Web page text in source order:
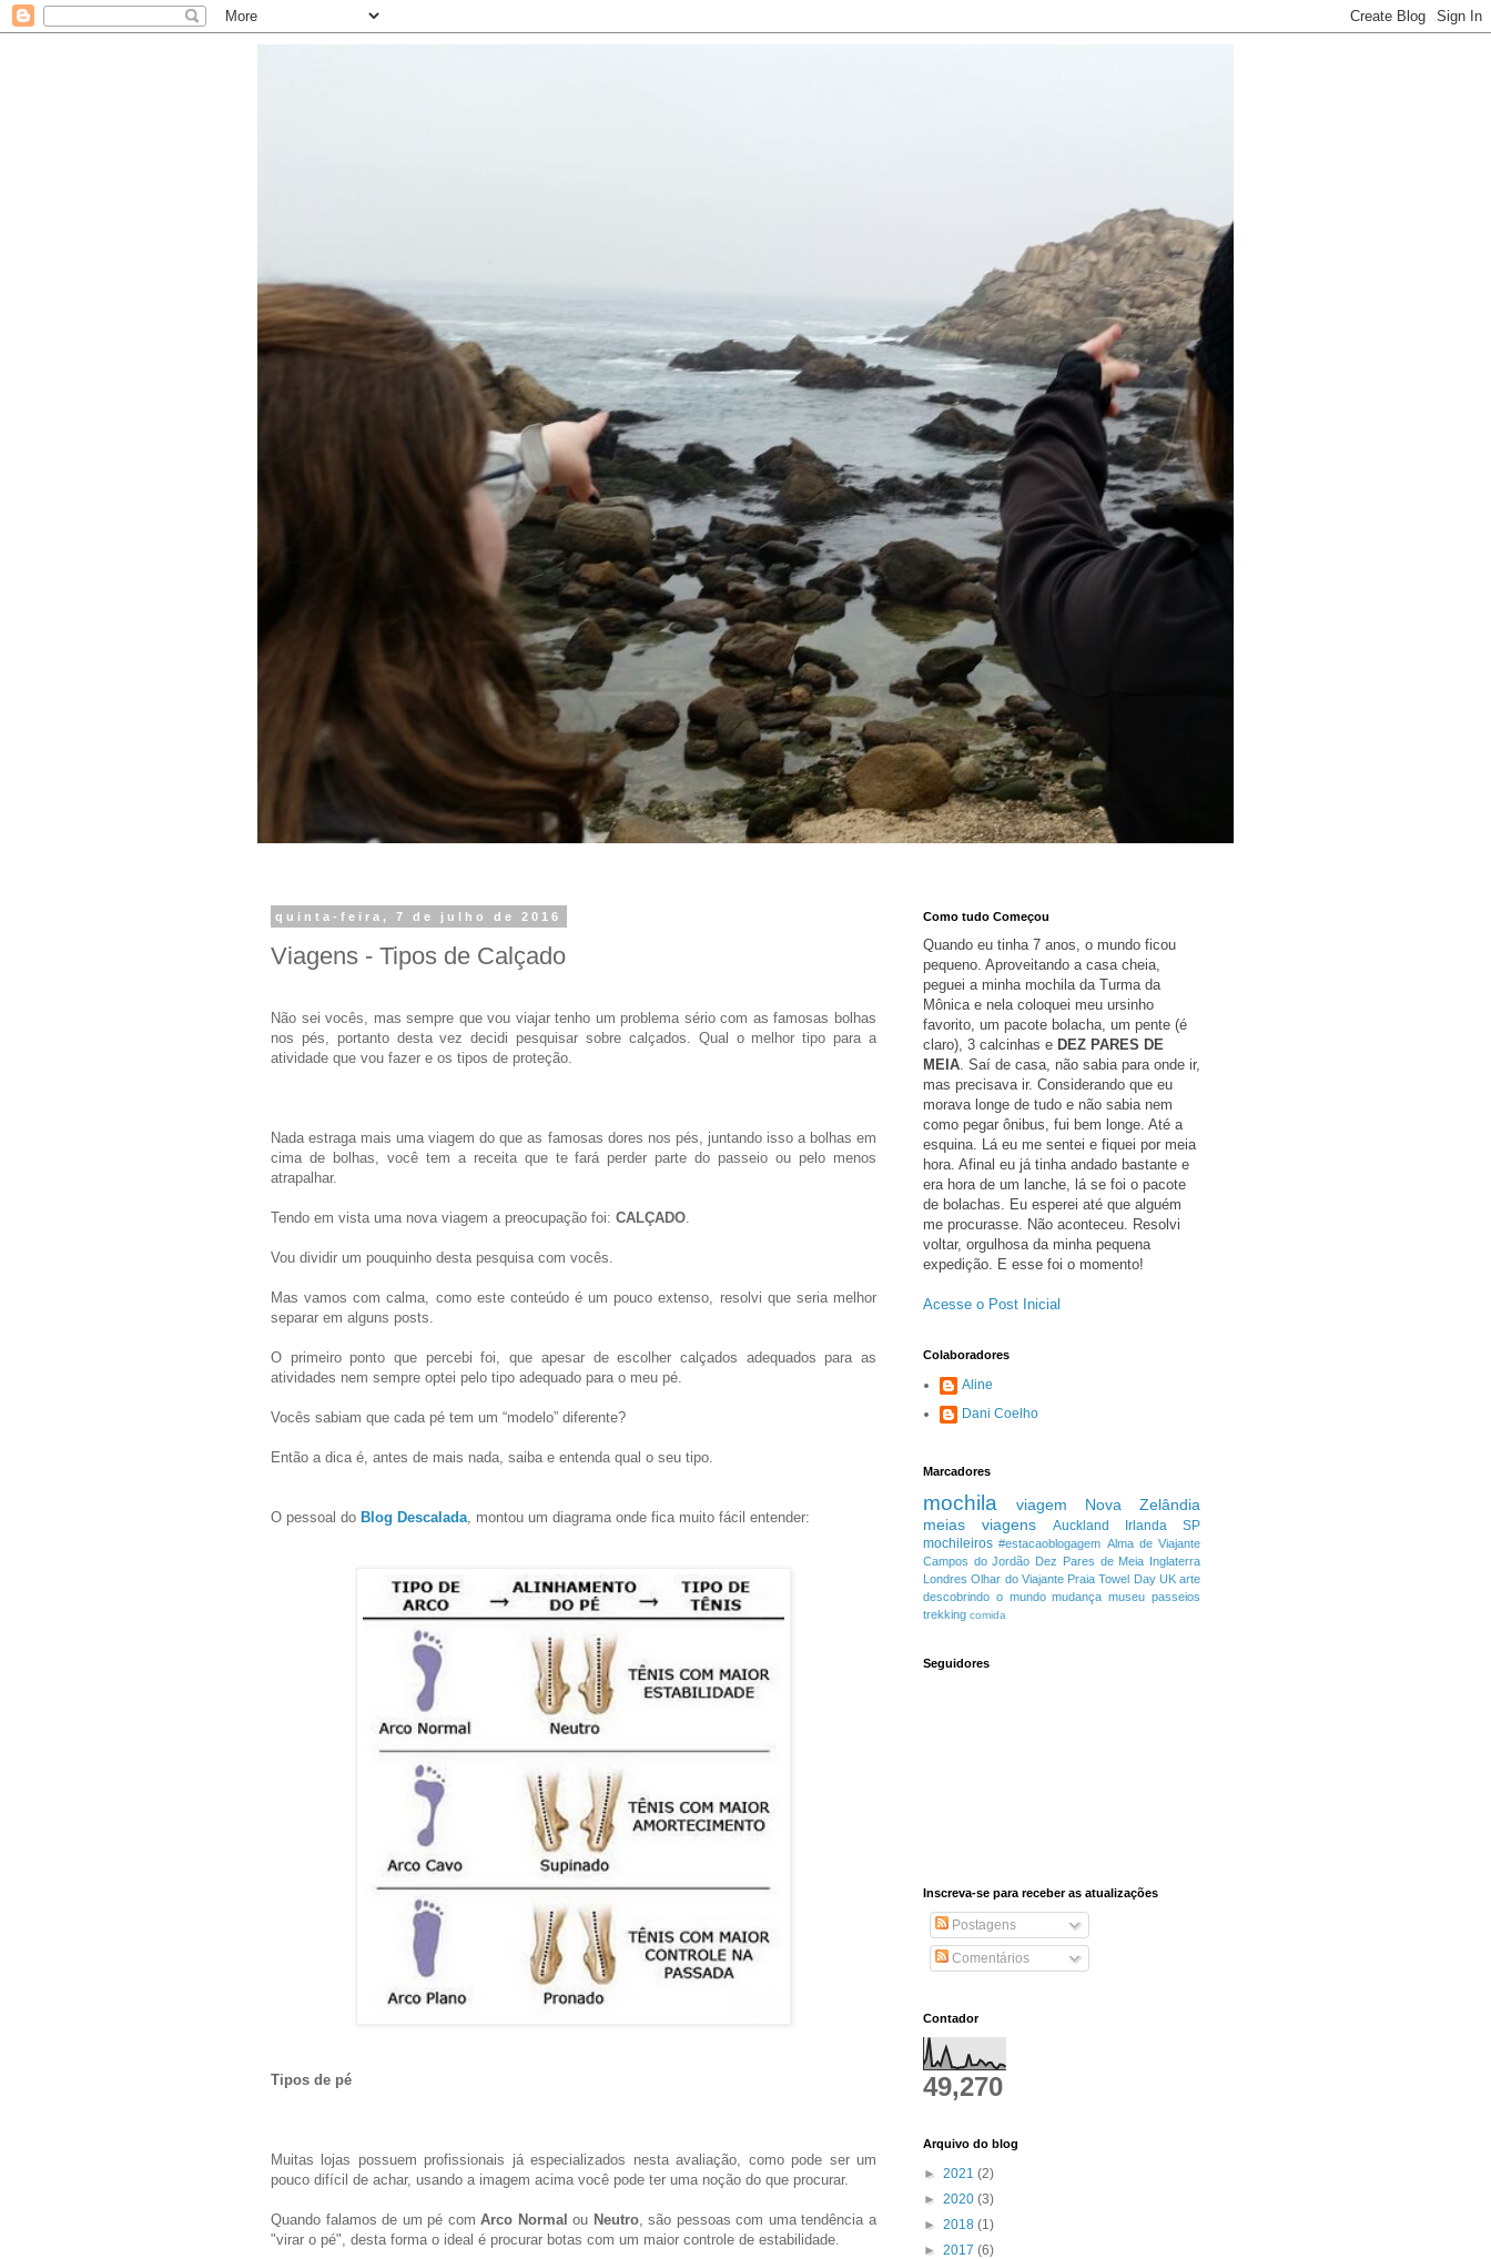
quinta-feira, 7 de julho de 2016
Viagens - Tipos de Calçado
Não sei vocês, mas sempre que vou viajar tenho um problema sério com as famosas bolhas
nos pés, portanto desta vez decidi pesquisar sobre calçados. Qual o melhor tipo para a
atividade que vou fazer e os tipos de proteção.
Nada estraga mais uma viagem do que as famosas dores nos pés, juntando isso a bolhas em
cima de bolhas, você tem a receita que te fará perder parte do passeio ou pelo menos
atrapalhar.
Tendo em vista uma nova viagem a preocupação foi: CALÇADO
Vou dividir um pouquinho desta pesquisa com vocês.
Mas vamos com calma, como este conteúdo é um pouco extenso, resolvi que seria melhor
separar em alguns posts.
O primeiro ponto que percebi foi, que apesar de escolher calçados adequados para as
atividades nem sempre optei pelo tipo adequado para o meu pé.
Vocês sabiam que cada pé tem um “modelo” diferente?
Então a dica é, antes de mais nada, saiba e entenda qual o seu tipo.
O pessoal do Blog Descalada , montou um diagrama onde fica muito fácil entender:
Tipos de pé
Muitas lojas possuem profissionais já especializados nesta avaliação, como pode ser um
pouco difícil de achar, usando a imagem acima você pode ter uma noção do que procurar.
Quando falamos de um pé comArco Normal ou Neutro, são pessoas com uma tendência a
"virar o pé", desta forma o ideal é procurar botas com um maior controle de estabilidade.
Como tudo Começou
Quando eu tinha 7 anos, o mundo ficou
pequeno. Aproveitando a casa cheia,
peguei a minha mochila da Turma da
Mônica e nela coloquei meu ursinho
favorito, um pacote bolacha, um pente (é
claro), 3 calcinhas e DEZ PARES DE
MEIA. Saí de casa, não sabia para onde ir,
mas precisava ir. Considerando que eu
morava longe de tudo e não sabia nem
como pegar ônibus, fui bem longe. Até a
esquina. Lá eu me sentei e fiquei por meia
hora. Afinal eu já tinha andado bastante e
era hora de um lanche, lá se foi o pacote
de bolachas. Eu esperei até que alguém
me procurasse. Não aconteceu. Resolvi
voltar, orgulhosa da minha pequena
expedição. E esse foi o momento!
Acesse o Post Inicial
Colaboradores
Aline
Dani Coelho
Marcadores
mochila viagem
Nova Zelândia
meias
viagens Auckland Irlanda
SP
mochileiros #estacaoblogagem Alma de Viajante
Campos do Jordão Dez Pares de Meia Inglaterra
Londres Olhar do Viajante Praia Towel Day UK arte
descobrindo o mundo mudança museu passeios
trekking comida
Seguidores
Inscreva-se para receber as atualizações
Postagens
Comentários
Contador
49,270
Arquivo do blog
► 2021 (2)
► 2020 (3)
► 2018 (1)
► 2017 (6)